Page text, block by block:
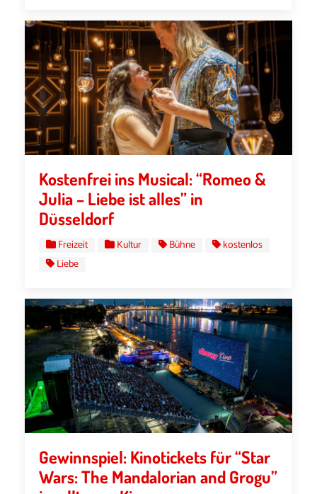
Kostenfrei ins Musical: “Romeo &
Julia – Liebe ist alles” in
Düsseldorf
Freizeit Kultur Bühne
kostenlos
Liebe
Gewinnspiel: Kinotickets für “Star
Wars: The Mandalorian and Grogu”